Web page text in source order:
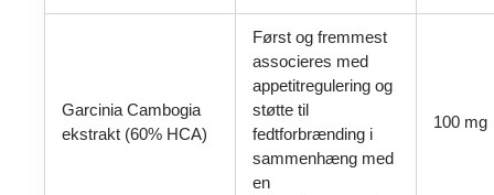
Garcinia Cambogia
ekstrakt (60% HCA)
Først og fremmest
associeres med
appetitregulering og
støtte til
fedtforbrænding i
sammenhæng med
en
100 mg